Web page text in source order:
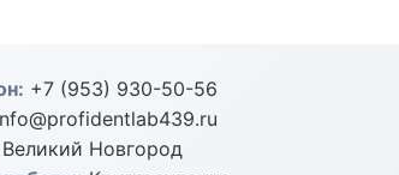
+7 (953) 930-50-56
Великий Новгород